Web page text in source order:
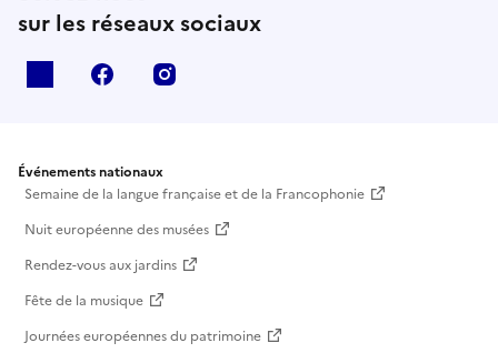
sur les réseaux sociaux
facebook
Événements nationaux
Semaine de la langue française et de la Francophonie
Nuit européenne des musées
Rendez-vous aux jardins
Fête de la musique
Journées européennes du patrimoine